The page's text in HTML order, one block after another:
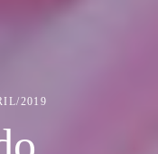
2019